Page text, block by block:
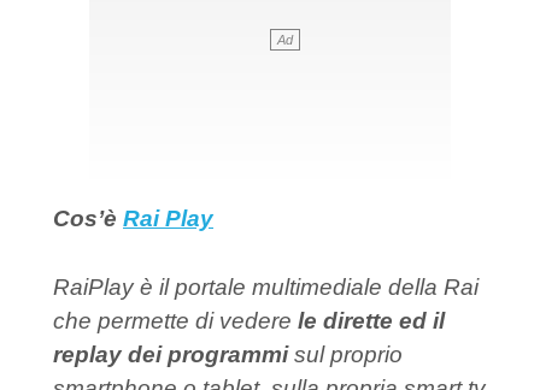
Cos’è Rai Play
RaiPlay è il portale multimediale della Rai
che permette di vedere le dirette ed il
replay dei programmisul proprio